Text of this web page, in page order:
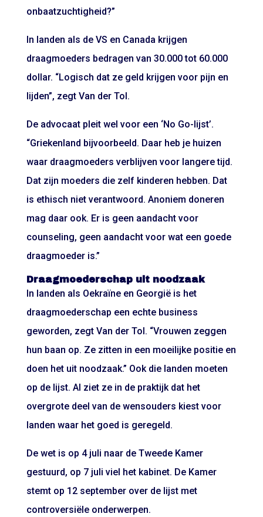
onbaatzuchtigheid?”
In landen als de VS en Canada krijgen
draagmoeders bedragen van 30.000 tot 60.000
dollar. “Logisch dat ze geld krijgen voor pijn en
lijden”, zegt Van der Tol.
De advocaat pleit wel voor een ‘No Go-lijst’.
“Griekenland bijvoorbeeld. Daar heb je huizen
waar draagmoeders verblijven voor langere tijd.
Dat zijn moeders die zelf kinderen hebben. Dat
is ethisch niet verantwoord. Anoniem doneren
mag daar ook. Er is geen aandacht voor
counseling, geen aandacht voor wat een goede
draagmoeder is.”
Draagmoederschap uit noodzaak
In landen als Oekraïne en Georgië is het
draagmoederschap een echte business
geworden, zegt Van der Tol. “Vrouwen zeggen
hun baan op. Ze zitten in een moeilijke positie en
doen het uit noodzaak.” Ook die landen moeten
op de lijst. Al ziet ze in de praktijk dat het
overgrote deel van de wensouders kiest voor
landen waar het goed is geregeld.
De wet is op 4 juli naar de Tweede Kamer
gestuurd, op 7 juli viel het kabinet. De Kamer
stemt op 12 september over de lijst met
controversiële onderwerpen.